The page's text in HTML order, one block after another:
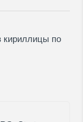
кириллицы по